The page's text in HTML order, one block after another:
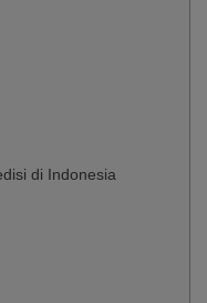
di Indonesia